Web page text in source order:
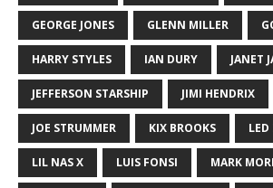
GEORGE JONES GLENN MILLER
HARRY STYLES IAN DURY JANET
JEFFERSON STARSHIP JIMI HENDRIX
JOE STRUMMER KIX BROOKS LED
LIL NAS X LUIS FONSI MARK